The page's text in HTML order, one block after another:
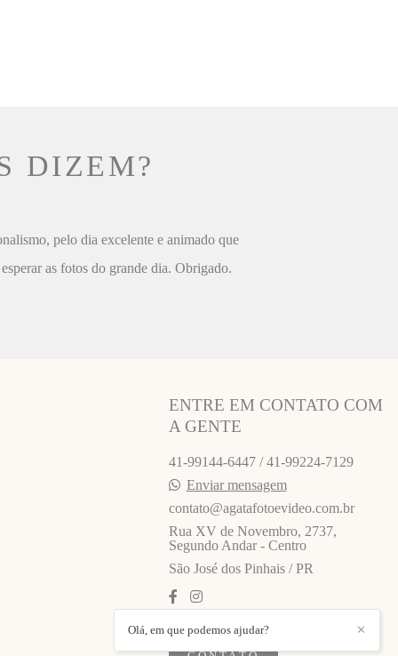
DIZEM?
pelo dia excelente e animado que
as fotos do grande dia. Obrigado.
ENTRE EM CONTATO COM
A GENTE
41-99144-6447 / 41-99224-7129
Enviar mensagem
contato@agatafotoevideo.com.br
Rua XV de Novembro, 2737,
Segundo Andar - Centro
São José dos Pinhais / PR
✕
Olá, em que podemos ajudar?